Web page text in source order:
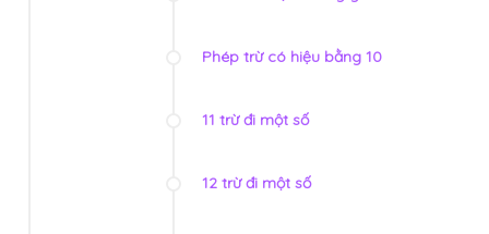
Phép trừ có hiệu bằng 10
11 trừ đi một số
12 trừ đi một số